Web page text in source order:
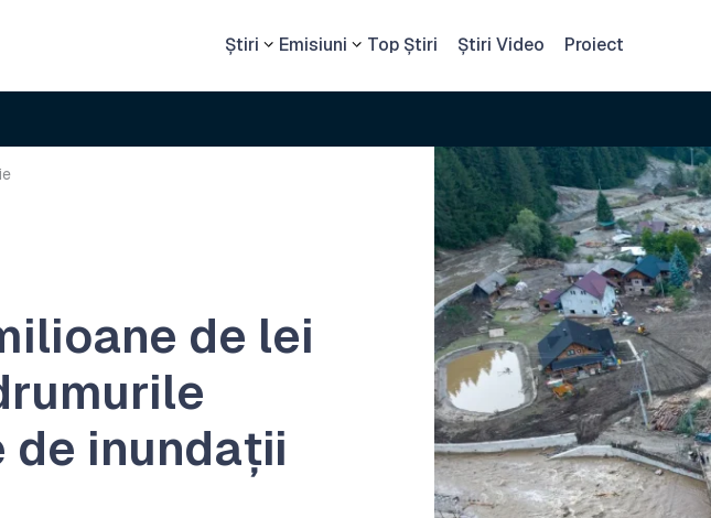
Știri Emisiuni Top Știri Știri Video Proiect
de lei
de inundații